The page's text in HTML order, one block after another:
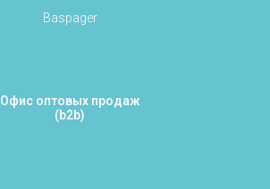
Baspager
Офис оптовых продаж
(b2b)